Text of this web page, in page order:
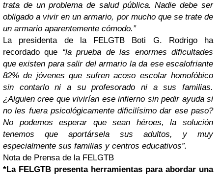
trata de un problema de salud pública. Nadie debe ser
obligado a vivir en un armario, por mucho que se trate de
un armario aparentemente cómodo.”
La presidenta de la FELGTB Boti G. Rodrigo ha
recordado que “la prueba de las enormes dificultades
que existen para salir del armario la da ese escalofriante
82% de jóvenes que sufren acoso escolar homofóbico
sin contarlo ni a su profesorado ni a sus familias.
¿Alguien cree que vivirían ese infierno sin pedir ayuda si
no les fuera psicológicamente dificilísimo dar ese paso?
No podemos esperar que sean héroes, la solución
tenemos que aportársela sus adultos, y muy
especialmente sus familias y centros educativos”.
Nota de Prensa de la FELGTB
*La FELGTB presenta herramientas para abordar una